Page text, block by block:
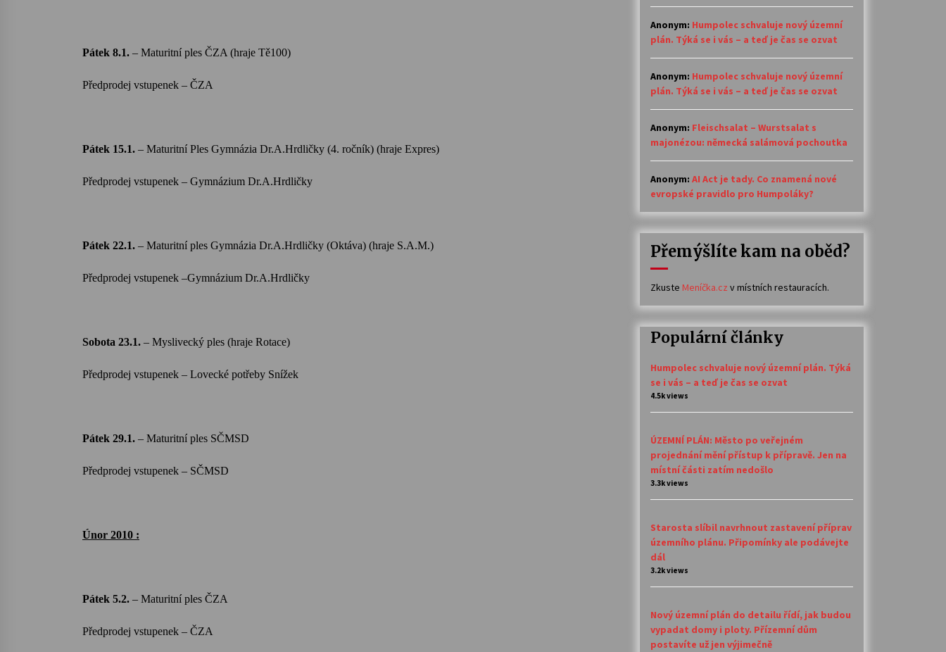
Pátek 8.1. – Maturitní ples ČZA (hraje Tě100)
Předprodej vstupenek – ČZA
Pátek 15.1. – Maturitní Ples Gymnázia Dr.A.Hrdličky (4. ročník) (hraje Expres)
Předprodej vstupenek – Gymnázium Dr.A.Hrdličky
Pátek 22.1. – Maturitní ples Gymnázia Dr.A.Hrdličky (Oktáva) (hraje S.A.M.)
Předprodej vstupenek –Gymnázium Dr.A.Hrdličky
Sobota 23.1. – Myslivecký ples (hraje Rotace)
Předprodej vstupenek – Lovecké potřeby Snížek
Pátek 29.1. – Maturitní ples SČMSD
Předprodej vstupenek – SČMSD
Únor 2010 :
Pátek 5.2. – Maturitní ples ČZA
Předprodej vstupenek – ČZA
Anonym: Humpolec schvaluje nový územní
plán. Týká se i vás – a teď je čas se ozvat
Anonym: Humpolec schvaluje nový územní
plán. Týká se i vás – a teď je čas se ozvat
Anonym: Fleischsalat – Wurstsalat s
majonézou: německá salámová pochoutka
Anonym: AI Act je tady. Co znamená nové
evropské pravidlo pro Humpoláky?
Přemýšlíte kam na oběd?
Zkuste Meníčka.cz v místních restauracích.
Populární články
Humpolec schvaluje nový územní plán. Týká
se i vás – a teď je čas se ozvat
4.5k views
ÚZEMNÍ PLÁN: Město po veřejném
projednání mění přístup k přípravě. Jen na
místní části zatím nedošlo
3.3k views
Starosta slíbil navrhnout zastavení příprav
územního plánu. Připomínky ale podávejte
dál
3.2k views
Nový územní plán do detailu řídí, jak budou
vypadat domy i ploty. Přízemní dům
postavíte už jen výjimečně